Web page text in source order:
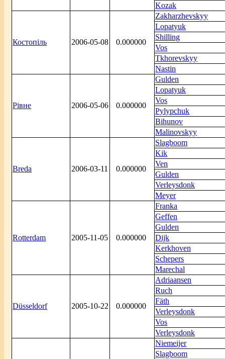
Kozak
Костопіль 2006-05-08 0.000000
Zakharzhevskyy
Lopatyuk
Shilling
Vos
Tkhorevskyy
Nastin
Рівне 2006-05-06 0.000000
Gulden
Lopatyuk
Vos
Pylypchuk
Bihunov
Malinovskyy
Breda 2006-03-11 0.000000
Slagboom
Kik
Ven
Gulden
Verleysdonk
Meyer
Rotterdam 2005-11-05 0.000000
Franka
Geffen
Gulden
Dijk
Kerkhoven
Schepers
Marechal
Düsseldorf 2005-10-22 0.000000
Adriaansen
Ruch
Fäth
Verleysdonk
Vos
Verleysdonk
Niemeijer
Slagboom